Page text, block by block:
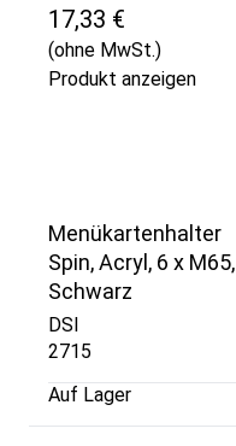
17,33 €
(ohne MwSt.)
Produkt anzeigen
Menükartenhalter
Spin, Acryl, 6 x M65,
Schwarz
DSI
2715
Auf Lager